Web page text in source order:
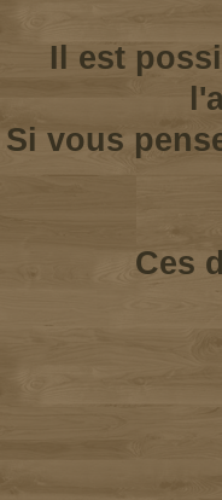
Il est
Si vous
Ces